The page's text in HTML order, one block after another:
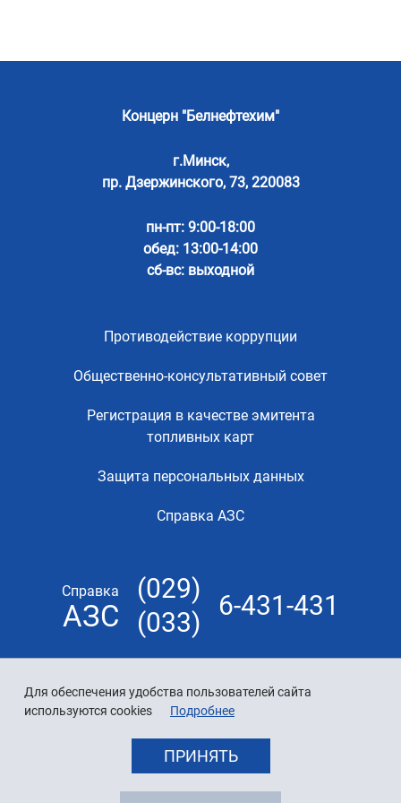
Для обеспечения удобства пользователей сайта
используются cookies
Подробнее
ПРИНЯТЬ
Концерн "Белнефтехим"
г.Минск,
пр. Дзержинского, 73, 220083
пн-пт: 9:00-18:00
обед: 13:00-14:00
сб-вс: выходной
Противодействие коррупции
Общественно-консультативный совет
Регистрация в качестве эмитента
топливных карт
Защита персональных данных
Справка АЗС
Справка
АЗС
(029)
(033)
6-431-431